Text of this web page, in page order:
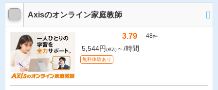
Axisのオンライン家庭教師
3.79 48件
5,544円 (税込) ～/時間
無料体験あり